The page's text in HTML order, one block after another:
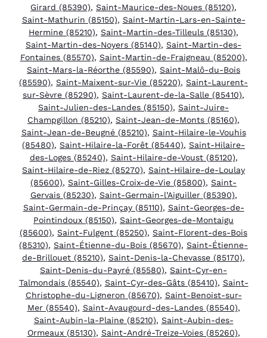
Girard (85390), Saint-Maurice-des-Noues (85120),
Saint-Mathurin (85150), Saint-Martin-Lars-en-Sainte-
Hermine (85210), Saint-Martin-des-Tilleuls (85130),
Saint-Martin-des-Noyers (85140), Saint-Martin-des-
Fontaines (85570), Saint-Martin-de-Fraigneau (85200),
Saint-Mars-la-Réorthe (85590), Saint-Malô-du-Bois
(85590), Saint-Maixent-sur-Vie (85220), Saint-Laurent-
sur-Sèvre (85290), Saint-Laurent-de-la-Salle (85410),
Saint-Julien-des-Landes (85150), Saint-Juire-
Champgillon (85210), Saint-Jean-de-Monts (85160),
Saint-Jean-de-Beugné (85210), Saint-Hilaire-le-Vouhis
(85480), Saint-Hilaire-la-Forêt (85440), Saint-Hilaire-
des-Loges (85240), Saint-Hilaire-de-Voust (85120),
Saint-Hilaire-de-Riez (85270), Saint-Hilaire-de-Loulay
(85600), Saint-Gilles-Croix-de-Vie (85800), Saint-
Gervais (85230), Saint-Germain-l’Aiguiller (85390),
Saint-Germain-de-Prinçay (85110), Saint-Georges-de-
Pointindoux (85150), Saint-Georges-de-Montaigu
(85600), Saint-Fulgent (85250), Saint-Florent-des-Bois
(85310), Saint-Étienne-du-Bois (85670), Saint-Étienne-
de-Brillouet (85210), Saint-Denis-la-Chevasse (85170),
Saint-Denis-du-Payré (85580), Saint-Cyr-en-
Talmondais (85540), Saint-Cyr-des-Gâts (85410), Saint-
Christophe-du-Ligneron (85670), Saint-Benoist-sur-
Mer (85540), Saint-Avaugourd-des-Landes (85540),
Saint-Aubin-la-Plaine (85210), Saint-Aubin-des-
Ormeaux (85130), Saint-André-Treize-Voies (85260),